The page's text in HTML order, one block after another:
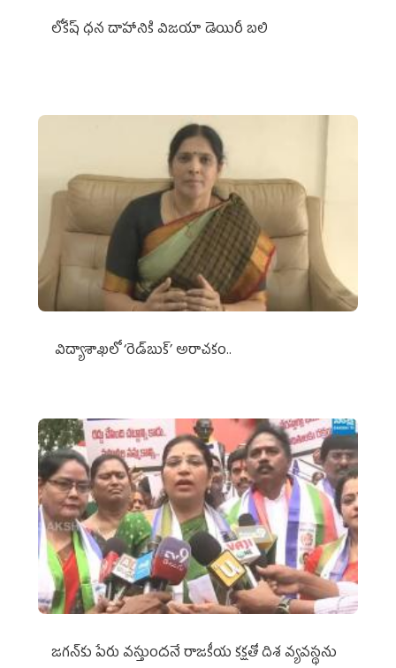
లోకేష్ ధ‌న దాహానికి విజ‌యా డెయిరీ బ‌లి
విద్యాశాఖలో ‘రెడ్‌బుక్’ అరాచకం..
జగన్‌కు పేరు వస్తుందనే రాజకీయ కక్షతో దిశ వ్య‌వ‌స్థ‌ను